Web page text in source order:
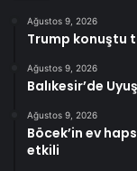
Ağustos 9, 2026
Trump konuştu
Ağustos 9, 2026
Balıkesir’de
Ağustos 9, 2026
Böcek’in ev
etkili